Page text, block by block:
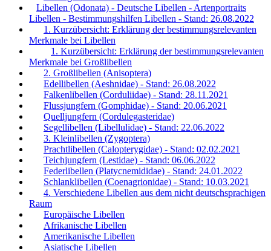
Libellen (Odonata) - Deutsche Libellen - Artenportraits
Libellen - Bestimmungshilfen Libellen - Stand: 26.08.2022
1. Kurzübersicht: Erklärung der bestimmungsrelevanten
Merkmale bei Libellen
1. Kurzübersicht: Erklärung der bestimmungsrelevanten
Merkmale bei Großlibellen
2. Großlibellen (Anisoptera)
Edellibellen (Aeshnidae) - Stand: 26.08.2022
Falkenlibellen (Corduliidae) - Stand: 28.11.2021
Flussjungfern (Gomphidae) - Stand: 20.06.2021
Quelljungfern (Cordulegasteridae)
Segellibellen (Libellulidae) - Stand: 22.06.2022
3. Kleinlibellen (Zygoptera)
Prachtlibellen (Calopterygidae) - Stand: 02.02.2021
Teichjungfern (Lestidae) - Stand: 06.06.2022
Federlibellen (Platycnemididae) - Stand: 24.01.2022
Schlanklibellen (Coenagrionidae) - Stand: 10.03.2021
4. Verschiedene Libellen aus dem nicht deutschsprachigen
Raum
Europäische Libellen
Afrikanische Libellen
Amerikanische Libellen
Asiatische Libellen